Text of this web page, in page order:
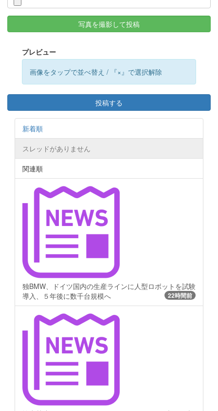
写真を撮影して投稿
プレビュー
画像をタップで並べ替え / 『×』で選択解除
投稿する
新着順
スレッドがありません
関連順
独BMW、ドイツ国内の生産ラインに人型ロボットを試験
導入、５年後に数千台規模へ
22時間前